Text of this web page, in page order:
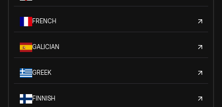
FRENCH
GALICIAN
GREEK
FINNISH